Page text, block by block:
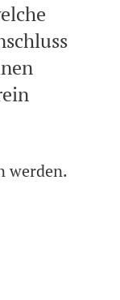
werden.